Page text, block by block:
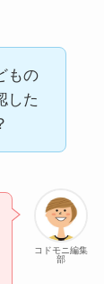
もの
した
コドモニ編集
部